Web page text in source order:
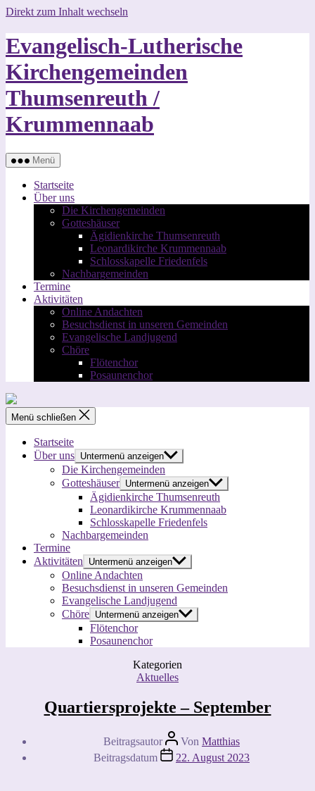
Direkt zum Inhalt wechseln
Evangelisch-Lutherische
Kirchengemeinden
Thumsenreuth /
Krummennaab
Menü
Startseite
Über uns
Die Kirchengemeinden
Gotteshäuser
Ägidienkirche Thumsenreuth
Leonardikirche Krummennaab
Schlosskapelle Friedenfels
Nachbargemeinden
Termine
Aktivitäten
Online Andachten
Besuchsdienst in unseren Gemeinden
Evangelische Landjugend
Chöre
Flötenchor
Posaunenchor
Menü schließen
Startseite
Über uns Untermenü anzeigen
Die Kirchengemeinden
Gotteshäuser Untermenü anzeigen
Ägidienkirche Thumsenreuth
Leonardikirche Krummennaab
Schlosskapelle Friedenfels
Nachbargemeinden
Termine
Aktivitäten
Untermenü anzeigen
Online Andachten
Besuchsdienst in unseren Gemeinden
Evangelische Landjugend
Chöre Untermenü anzeigen
Flötenchor
Posaunenchor
Kategorien
Aktuelles
Quartiersprojekte – September
Beitragsautor Von Matthias
Beitragsdatum
22. August 2023